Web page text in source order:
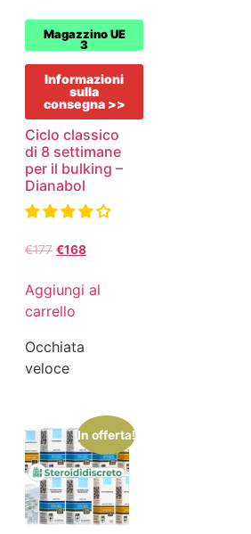
Magazzino UE
3
Informazioni
sulla
consegna >>
Ciclo classico
di 8 settimane
per il bulking –
Dianabol
€177 €168
Aggiungi al
carrello
Occhiata
veloce
In offerta!